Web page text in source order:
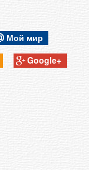
Мой мир
Google+